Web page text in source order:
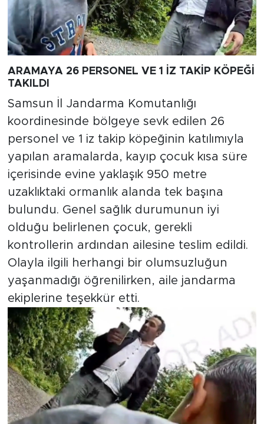
ARAMAYA 26 PERSONEL VE 1 İZ TAKİP KÖPEĞİ
TAKILDI
Samsun İl Jandarma Komutanlığı
koordinesinde bölgeye sevk edilen 26
personel ve 1 iz takip köpeğinin katılımıyla
yapılan aramalarda, kayıp çocuk kısa süre
içerisinde evine yaklaşık 950 metre
uzaklıktaki ormanlık alanda tek başına
bulundu. Genel sağlık durumunun iyi
olduğu belirlenen çocuk, gerekli
kontrollerin ardından ailesine teslim edildi.
Olayla ilgili herhangi bir olumsuzluğun
yaşanmadığı öğrenilirken, aile jandarma
ekiplerine teşekkür etti.